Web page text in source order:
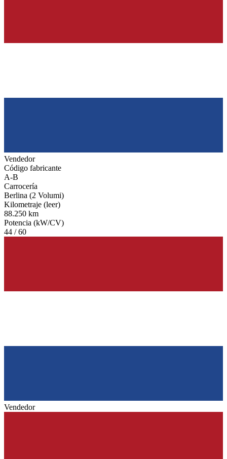
Vendedor
Código fabricante
A-B
Carrocería
Berlina (2 Volumi)
Kilometraje (leer)
88.250 km
Potencia (kW/CV)
44 / 60
Vendedor